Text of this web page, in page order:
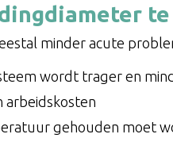
minder acute
wordt trager en
arbeidskosten
gehouden moet